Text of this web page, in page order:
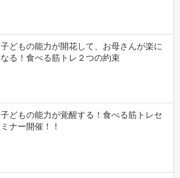
子どもの能力が開花して、お母さんが楽に
なる！食べる筋トレ２つの約束
子どもの能力が覚醒する！食べる筋トレセ
ミナー開催！！